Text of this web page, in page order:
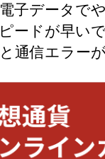
子データで
ードが早い
通信エラー